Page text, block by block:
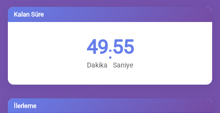
Kalan Süre
49
Dakika
:54
Saniye
İlerleme